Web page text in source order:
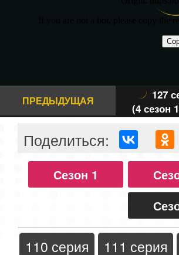
ПРЕДЫДУЩАЯ
127
(4 сезон
Поделиться:
Сезон 1
110 серия 111 серия